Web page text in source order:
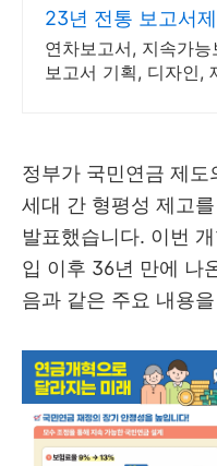
23년 전통 보고서
고서의 명가
연차보고서, 지속가능
보고서 기획, 디자인,
정부가 국민연금 제
세대 간 형평성 제고
발표했습니다. 이번
입 이후 36년 만에 나
음과 같은 주요 내용